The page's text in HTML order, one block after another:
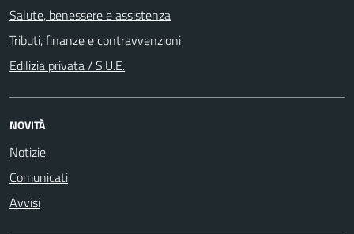
Salute, benessere e assistenza
Tributi, finanze e contravvenzioni
Edilizia privata / S.U.E.
NOVITÀ
Notizie
Comunicati
Avvisi